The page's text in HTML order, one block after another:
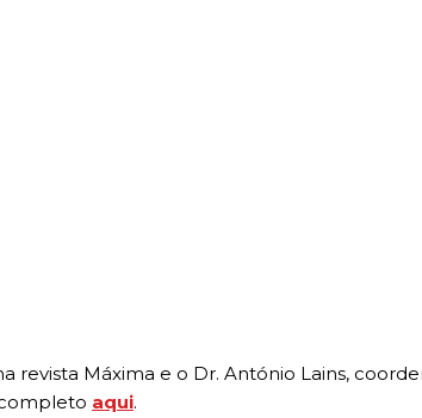
revista Máxima e o Dr. António Lains,
aqui.